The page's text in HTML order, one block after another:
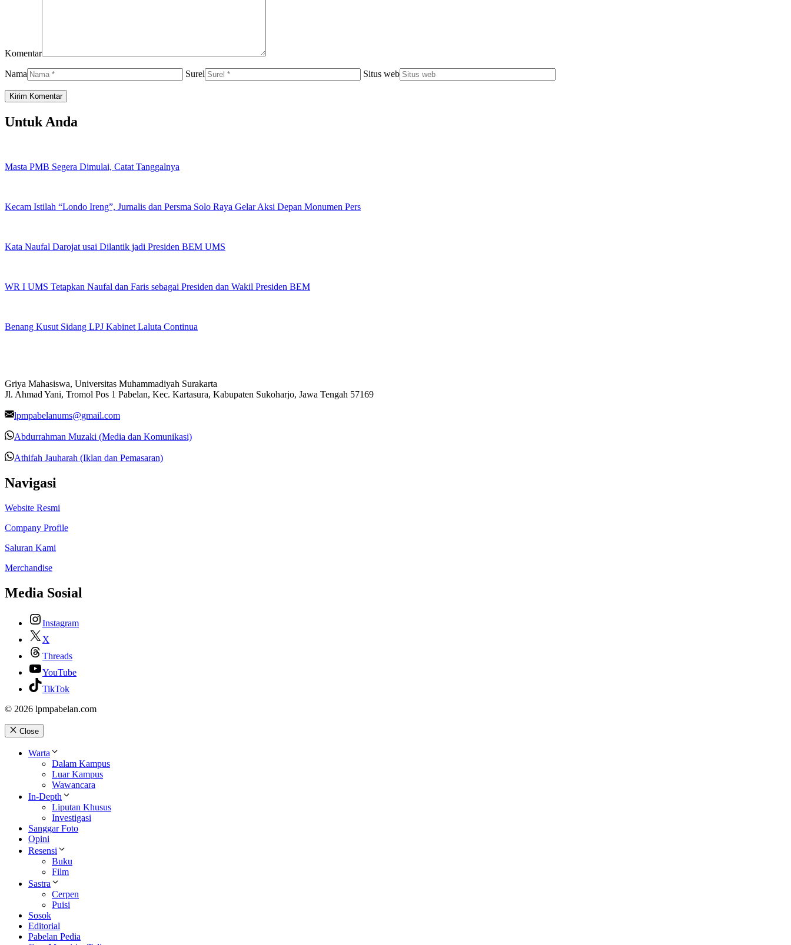
Komentar
Nama Surel Situs web
Untuk Anda
Masta PMB Segera Dimulai, Catat Tanggalnya
Kecam Istilah “Londo Ireng”, Jurnalis dan Persma Solo Raya Gelar Aksi Depan Monumen Pers
Kata Naufal Darojat usai Dilantik jadi Presiden BEM UMS
WR I UMS Tetapkan Naufal dan Faris sebagai Presiden dan Wakil Presiden BEM
Benang Kusut Sidang LPJ Kabinet Laluta Continua
Griya Mahasiswa, Universitas Muhammadiyah Surakarta
Jl. Ahmad Yani, Tromol Pos 1 Pabelan, Kec. Kartasura, Kabupaten Sukoharjo, Jawa Tengah 57169
lpmpabelanums@gmail.com
Abdurrahman Muzaki (Media dan Komunikasi)
Athifah Jauharah (Iklan dan Pemasaran)
Navigasi
Website Resmi
Company Profile
Saluran Kami
Merchandise
Media Sosial
Instagram
X
Threads
YouTube
TikTok
© 2026 lpmpabelan.com
Close
Warta
Dalam Kampus
Luar Kampus
Wawancara
In-Depth
Liputan Khusus
Investigasi
Sanggar Foto
Opini
Resensi
Buku
Film
Sastra
Cerpen
Puisi
Sosok
Editorial
Pabelan Pedia